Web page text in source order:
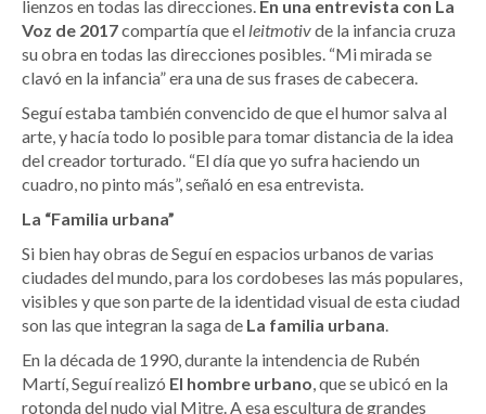
lienzos en todas las direcciones. En una entrevista con La
Voz de 2017compartía que el leitmotivde la infancia cruza
su obra en todas las direcciones posibles. “Mi mirada se
clavó en la infancia” era una de sus frases de cabecera.
Seguí estaba también convencido de que el humor salva al
arte, y hacía todo lo posible para tomar distancia de la idea
del creador torturado. “El día que yo sufra haciendo un
cuadro, no pinto más”, señaló en esa entrevista.
La “Familia urbana”
Si bien hay obras de Seguí en espacios urbanos de varias
ciudades del mundo, para los cordobeses las más populares,
visibles y que son parte de la identidad visual de esta ciudad
son las que integran la saga de La familia urbana.
En la década de 1990, durante la intendencia de Rubén
Martí, Seguí realizó El hombre urbano, que se ubicó en la
rotonda del nudo vial Mitre. A esa escultura de grandes